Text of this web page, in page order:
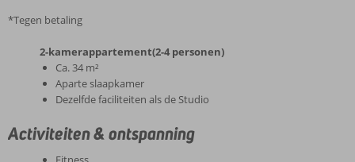
*Tegen betaling
2-kamerappartement(2-4 personen)
Ca. 34 m²
Aparte slaapkamer
Dezelfde faciliteiten als de Studio
Activiteiten & ontspanning